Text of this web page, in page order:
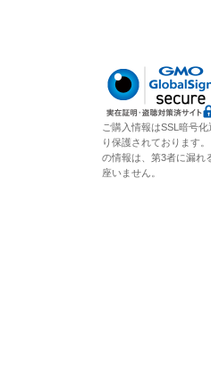
ご購入情報はSSL暗号化
り保護されております
の情報は、第3者に漏れ
座いません。